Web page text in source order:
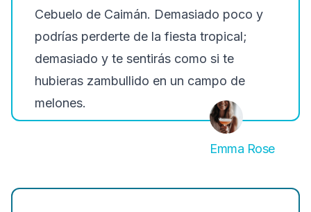
Cebuelo de Caimán. Demasiado poco y
podrías perderte de la fiesta tropical;
demasiado y te sentirás como si te
hubieras zambullido en un campo de
melones.
Emma Rose